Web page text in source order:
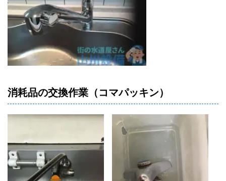
消耗品の交換作業（コマパッキン）